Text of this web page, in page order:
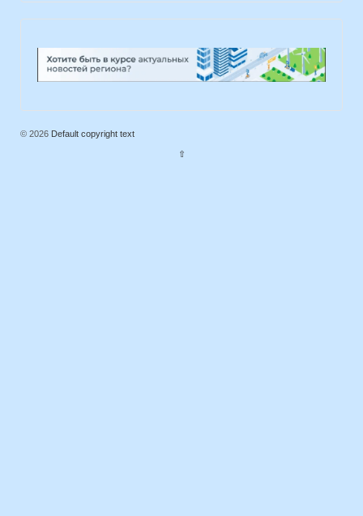
© 2026 Default copyright text
⇧